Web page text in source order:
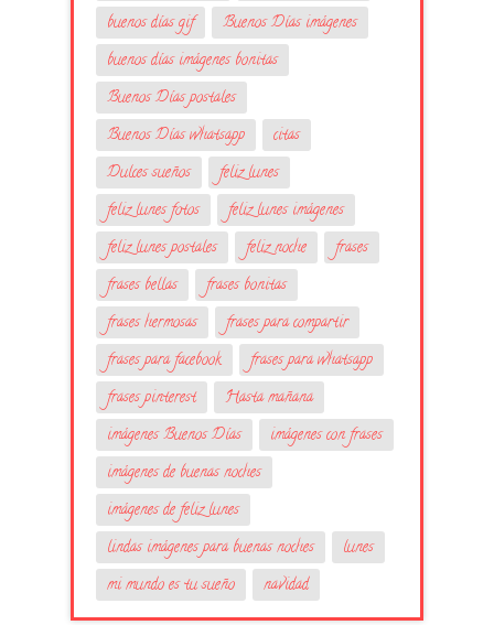
buenos días gif
Buenos Días imágenes
buenos días imágenes bonitas
Buenos Días postales
Buenos Días whatsapp
citas
Dulces sueños
feliz lunes
feliz lunes fotos
feliz lunes imágenes
feliz lunes postales
feliz noche
frases
frases bellas
frases bonitas
frases hermosas
frases para compartir
frases para facebook
frases para whatsapp
frases pinterest
Hasta mañana
imágenes Buenos Días
imágenes con frases
imágenes de buenas noches
imágenes de feliz lunes
lindas imágenes para buenas noches
lunes
mi mundo es tu sueño
navidad